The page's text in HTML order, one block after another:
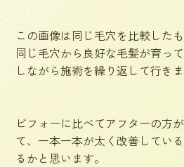
この画像は同じ毛穴を比較した
同じ毛穴から良好な毛髪が育っ
しながら施術を繰り返して行きま
ビフォーに比べてアフターの方
て、一本一本が太く改善してい
るかと思います。